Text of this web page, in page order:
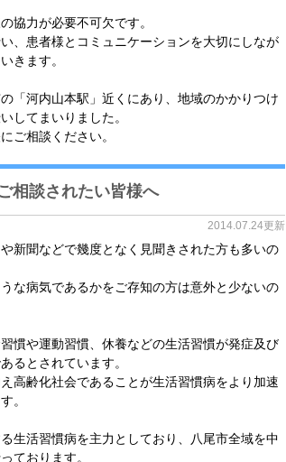
協力が必要不可欠です。
、患者様とコミュニケーションを大切にしなが
きます。
「河内山本駅」近くにあり、地域のかかりつけ
してまいりました。
ご相談ください。
相談されたい皆様へ
2014.07.24更新
新聞などで幾度となく見聞きされた方も多いの
な病気であるかをご存知の方は意外と少ないの
慣や運動習慣、休養などの生活習慣が発症及び
るとされています。
高齢化社会であることが生活習慣病をより加速
。
生活習慣病を主力としており、八尾市全域を中
ております。